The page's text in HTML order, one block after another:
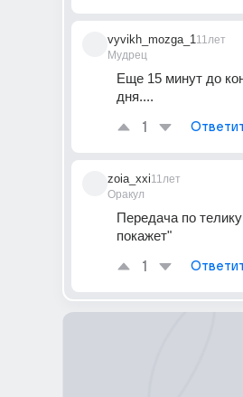
vyvikh_mozga_1
Мудрец
11лет
Еще 15 минут до
дня....
1
zoia_xxi
Оракул
11лет
Передача по
покажет"
1